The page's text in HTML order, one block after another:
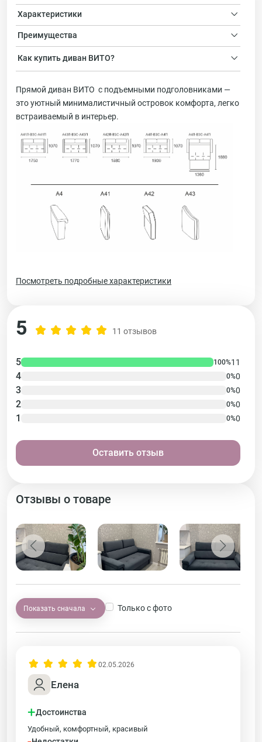
Характеристики
Преимущества
Как купитьдиван ВИТО?
Прямой диван ВИТО с подъемными подголовниками —
это уютный минималистичный островок комфорта, легко
встраиваемый в интерьер.
Посмотреть подробные характеристики
Отзывы о товаре
Показать сначала Только с фото
Елена
02.05.2026
+Достоинства
Удобный, комфортный, красивый
5 11 отзывов
5 100%11
4 0%0
3 0%0
2 0%0
1 0%0
Оставить отзыв